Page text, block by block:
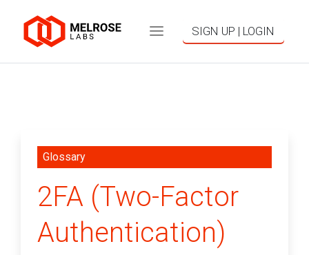
SIGN UP | LOGIN
Glossary
2FA (Two-Factor
Authentication)